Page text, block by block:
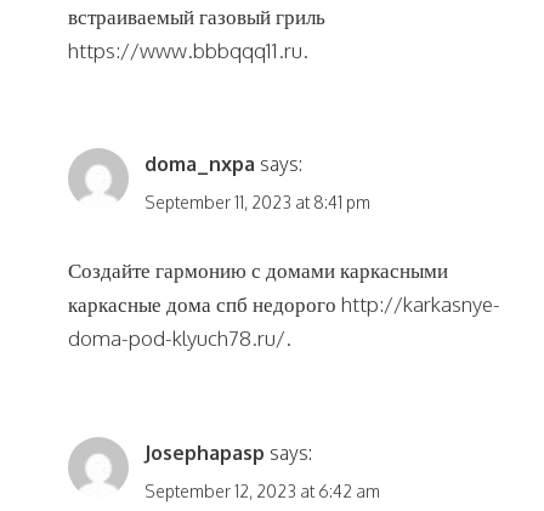
встраиваемый газовый гриль
https://www.bbbqqq11.ru.
doma_nxpa says:
September 11, 2023 at 8:41 pm
Создайте гармонию с домами каркасными
каркасные дома спб недорого http://karkasnye-
doma-pod-klyuch78.ru/.
Josephapasp says:
September 12, 2023 at 6:42 am